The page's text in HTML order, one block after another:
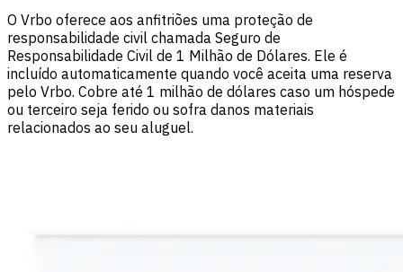
O Vrbo oferece aos anfitriões uma proteção de
responsabilidade civil chamada Seguro de
Responsabilidade Civil de 1 Milhão de Dólares. Ele é
incluído automaticamente quando você aceita uma reserva
pelo Vrbo. Cobre até 1 milhão de dólares caso um hóspede
ou terceiro seja ferido ou sofra danos materiais
relacionados ao seu aluguel.